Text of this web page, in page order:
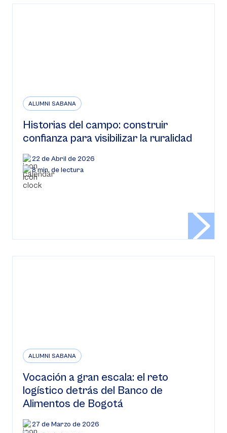
ALUMNI SABANA
Historias del campo: construir
confianza para visibilizar la ruralidad
22 de Abril de 2026
8 min. de lectura
ALUMNI SABANA
Vocación a gran escala: el reto
logístico detrás del Banco de
Alimentos de Bogotá
27 de Marzo de 2026